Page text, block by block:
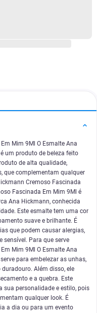
Mim 9Ml O Esmalte Ana
um produto de beleza feito
de alta qualidade,
que complementam qualquer
Cremoso Fascinada
Fascinada Em Mim 9Ml é
Ana Hickmann, conhecida
Este esmalte tem uma cor
suave e brilhante. É
que podem causar alergias,
sensível. Para que serve
Mim 9Ml O Esmalte Ana
para embelezar as unhas,
Além disso, ele
e a quebra. Este
sua personalidade e estilo, pois
qualquer look. É
a dia ou para um evento